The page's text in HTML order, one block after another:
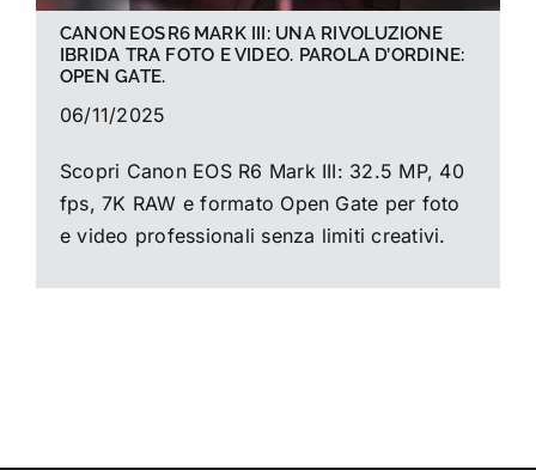
CANON EOS R6 MARK III: UNA RIVOLUZIONE
IBRIDA TRA FOTO E VIDEO. PAROLA D’ORDINE:
OPEN GATE.
06/11/2025
Scopri Canon EOS R6 Mark III: 32.5 MP, 40
fps, 7K RAW e formato Open Gate per foto
e video professionali senza limiti creativi.